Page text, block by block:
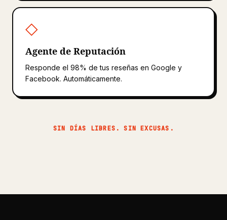
◇
Agente de Reputación
Responde el 98% de tus reseñas en Google y
Facebook. Automáticamente.
SIN DÍAS LIBRES. SIN EXCUSAS.